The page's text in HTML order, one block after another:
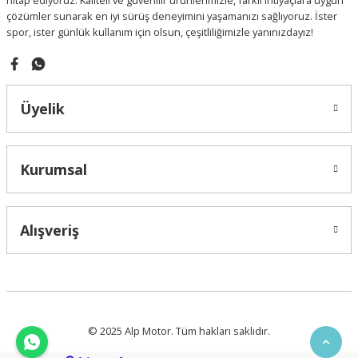
Gönder
çözümler sunarak en iyi sürüş deneyimini yaşamanızı sağlıyoruz. İster
spor, ister günlük kullanım için olsun, çeşitliliğimizle yanınızdayız!
Üyelik
Kurumsal
Alışveriş
© 2025 Alp Motor. Tüm hakları saklıdır.